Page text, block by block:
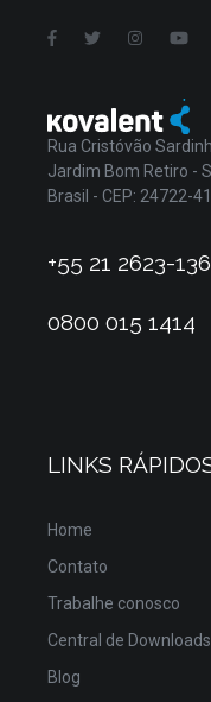
Rua Cristóvão
Jardim Bom Retiro -
Brasil - CEP: 24722-
+55 21 2623-
0800 015 1414
LINKS
Home
Contato
Trabalhe conosco
Central de Downloads
Blog